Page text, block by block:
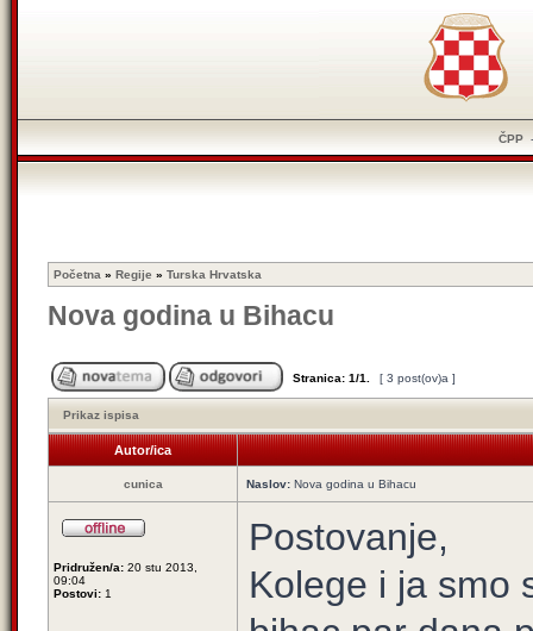
ČPP
Početna » Regije » Turska Hrvatska
Nova godina u Bihacu
Stranica: 1/1 [ 3 post(ov)a ]
Prikaz ispisa
Autor/ica
cunica Naslov: Nova godina u Bihacu
Pridružen/a: 20 stu 2013,
09:04
Postovi: 1
Postovanje,
Kolege i ja smo